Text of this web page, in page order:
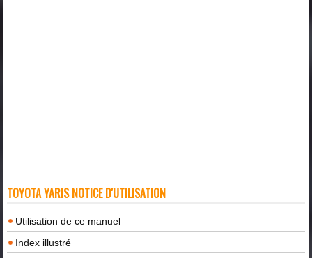
TOYOTA YARIS NOTICE D'UTILISATION
Utilisation de ce manuel
Index illustré